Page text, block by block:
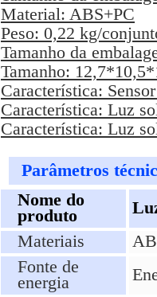
Material: ABS+PC
Peso: 0,22 kg/
Tamanho da
Tamanho:
Característica:
Característica: Luz
Característica: Luz
Parâmetros
Nome do
produto
Materiais
Fonte de
energia